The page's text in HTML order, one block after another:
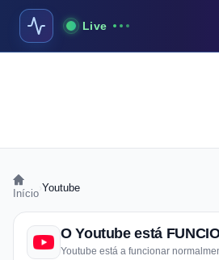
Live
Início Youtube
O Youtube está
Youtube está a funcionar